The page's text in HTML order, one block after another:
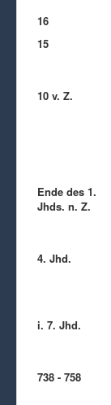
16
15
10 v. Z.
Ende des 1.
Jhds. n. Z.
4. Jhd.
i. 7. Jhd.
738 - 758